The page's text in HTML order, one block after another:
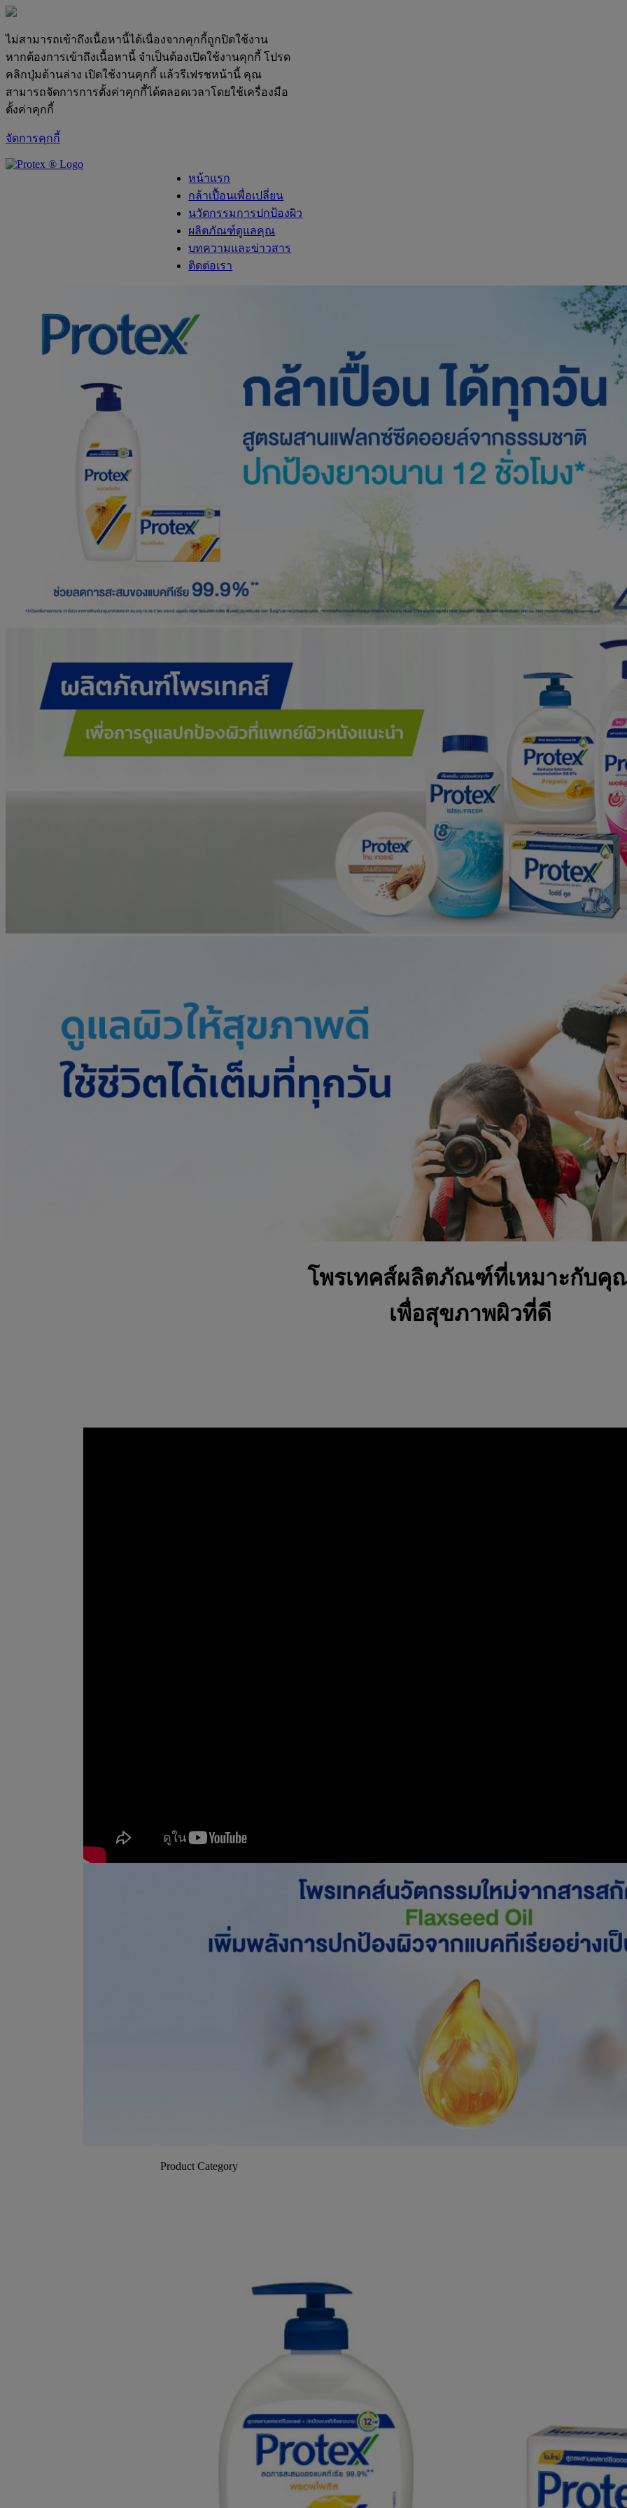
ไม่สามารถเข้าถึงเนื้อหานี้ได้เนื่องจากคุกกี้ถูกปิดใช้งาน
หากต้องการเข้าถึงเนื้อหานี้ จำเป็นต้องเปิดใช้งานคุกกี้ โปรด
คลิกปุ่มด้านล่าง เปิดใช้งานคุกกี้ แล้วรีเฟรชหน้านี้ คุณ
สามารถจัดการการตั้งค่าคุกกี้ได้ตลอดเวลาโดยใช้เครื่องมือ
ตั้งค่าคุกกี้
จัดการคุกกี้
skipt to main content
หน้าแรก
กล้าเปื้อนเพื่อเปลี่ยน
นวัตกรรมการปกป้องผิว
ผลิตภัณฑ์ดูแลคุณ
บทความและข่าวสาร
ติดต่อเรา
โพรเทคส์ผลิตภัณฑ์ที่เหมาะกับคุ
เพื่อสุขภาพผิวที่ดี
Product Category